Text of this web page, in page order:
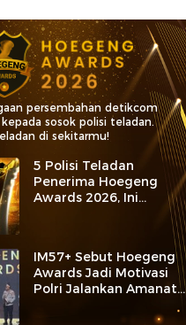
persembahan detikcom
kepada sosok polisi teladan.
di sekitarmu!
5 Polisi Teladan
Penerima Hoegeng
Awards 2026, Ini
Kategori dan Kiprahnya
IM57+ Sebut Hoegeng
Awards Jadi Motivasi
Polri Jalankan Amanat